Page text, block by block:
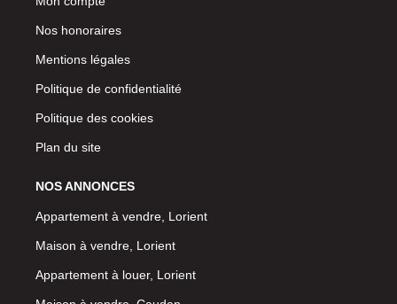
Nos honoraires
Mentions légales
Politique de confidentialité
Politique des cookies
Plan du site
NOS ANNONCES
Appartement à vendre, Lorient
Maison à vendre, Lorient
Appartement à louer, Lorient